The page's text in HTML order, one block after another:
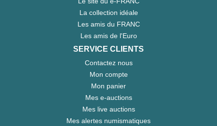
La collection idéale
Les amis du FRANC
Les amis de l'Euro
SERVICE CLIENTS
Contactez nous
Mon compte
Mon panier
Mes e-auctions
Mes live auctions
Mes alertes numismatiques